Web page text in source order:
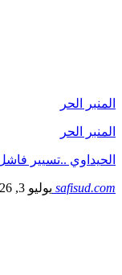
المنبر الحر
المنبر الحر
الحيداوي ..تسيير
safisud.com يوليو 3, 2026